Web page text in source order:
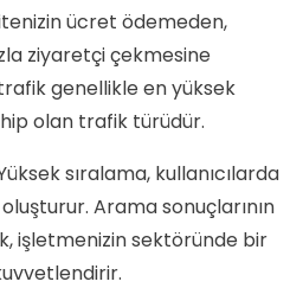
ücret ödemeden,
ziyaretçi çekmesine
genellikle en yüksek
olan trafik türüdür.
sıralama, kullanıcılarda
Arama sonuçlarının
işletmenizin sektöründe bir